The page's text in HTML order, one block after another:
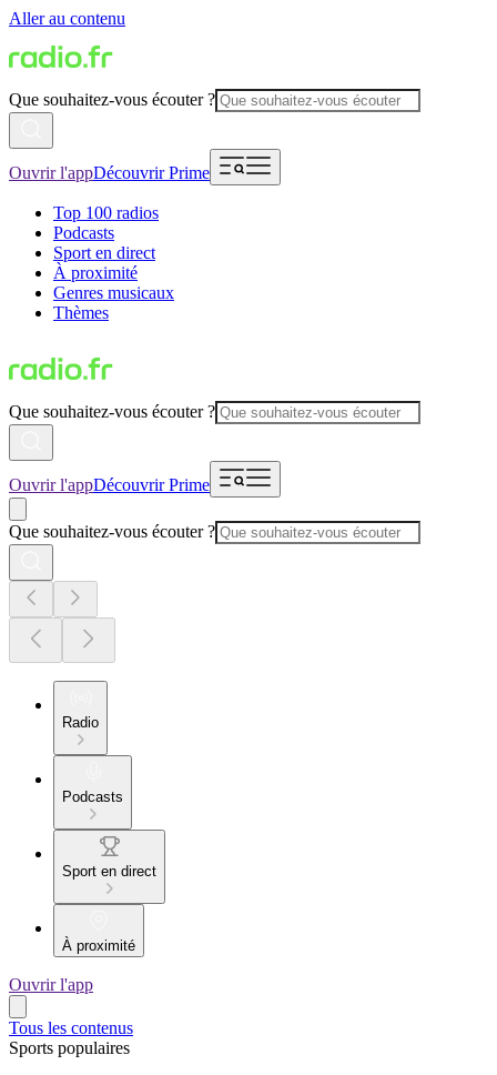
Aller au contenu
Que souhaitez-vous écouter ?
Ouvrir l'appDécouvrir Prime
Top 100 radios
Podcasts
Sport en direct
À proximité
Genres musicaux
Thèmes
Que souhaitez-vous écouter ?
Ouvrir l'appDécouvrir Prime
Que souhaitez-vous écouter ?
Radio
Podcasts
Sport en direct
À proximité
Ouvrir l'app
Tous les contenus
Sports populaires